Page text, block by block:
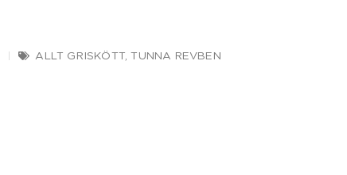
ALLT GRISKÖTT ,TUNNA REVBEN